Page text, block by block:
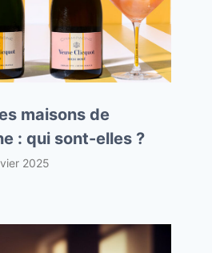
maisons de
: qui sont-elles ?
2025